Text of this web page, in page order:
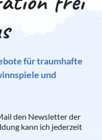
für traumhafte
und
den Newsletter der
kann ich jederzeit